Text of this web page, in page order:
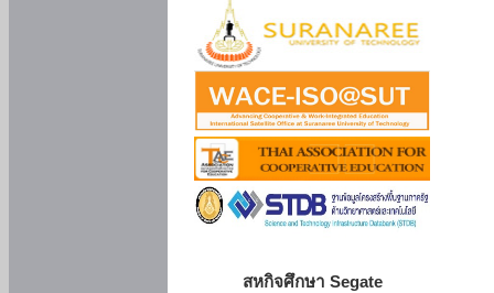
สหกิจศึกษา Segate